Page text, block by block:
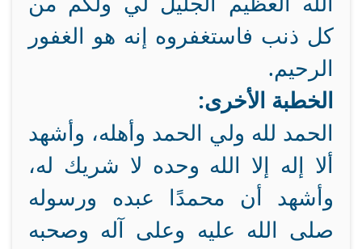
كل ذنب فاستغفروه إنه هو الغفور
الرحيم.
الخطبة الأخرى:
الحمد لله ولي الحمد وأهله، وأشهد
ألا إله إلا الله وحده لا شريك له،
وأشهد أن محمدًا عبده ورسوله
صلى الله عليه وعلى آله وصحبه